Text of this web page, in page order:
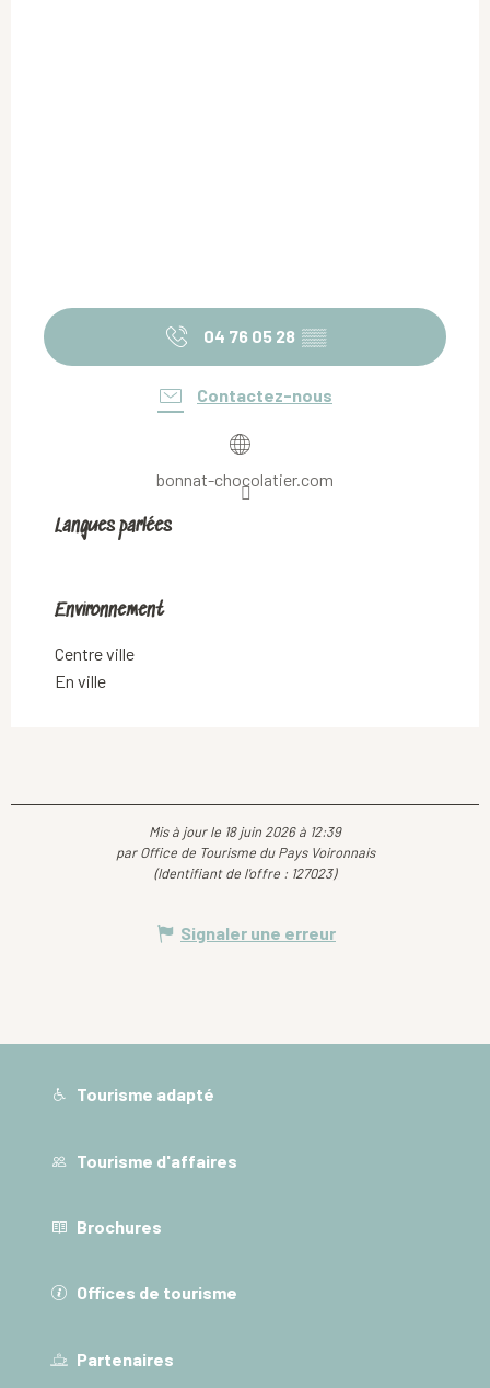
04 76 05 28 ▒▒
Contactez-nous
bonnat-chocolatier.com
Langues parlées
Langues parlées
Environnement
Environnement
Centre ville
En ville
Mis à jour le 18 juin 2026 à 12:39
par Office de Tourisme du Pays Voironnais
(Identifiant de l'offre : 127023)
Signaler une erreur
Tourisme adapté
Tourisme d'affaires
Brochures
Offices de tourisme
Partenaires